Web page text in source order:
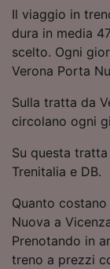
Il viaggio in
dura in media
scelto. Ogni
Verona Porta
Sulla tratta da
circolano ogni
Su questa
Trenitalia e DB.
Quanto
Nuova a
Prenotando in
treno a prezzi
Utilizzare
Scansione
dispositivo
Archiviare
accedervi.
dei
pubblico,
Elenco dei